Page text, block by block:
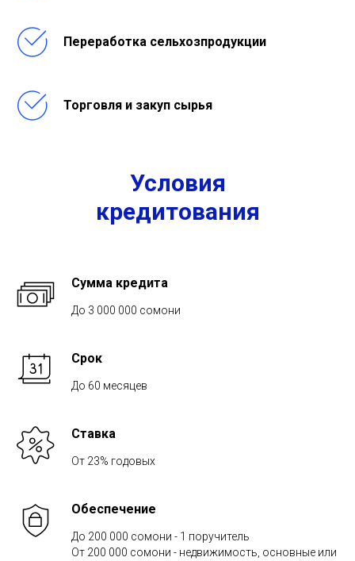
Переработка сельхозпродукции
Торговля и закуп сырья
Условия
кредитования
Сумма кредита
До 3 000 000 сомони
Срок
До 60 месяцев
Ставка
От 23% годовых
Обеспечение
До 200 000 сомони - 1 поручитель
От 200 000 сомони - недвижимость, основные или